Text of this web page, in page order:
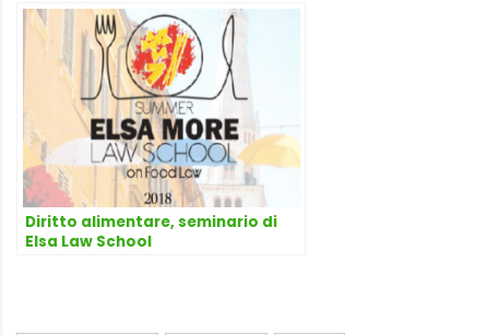
Diritto alimentare, seminario di
Elsa Law School